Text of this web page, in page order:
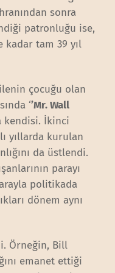
sonra
patronluğu ise,
kadar tam 39 yıl
çocuğu olan
‘’Mr. Wall
kendisi. İkinci
yıllarda kurulan
da üstlendi.
parayı
politikada
dönem aynı
Örneğin, Bill
emanet ettiği